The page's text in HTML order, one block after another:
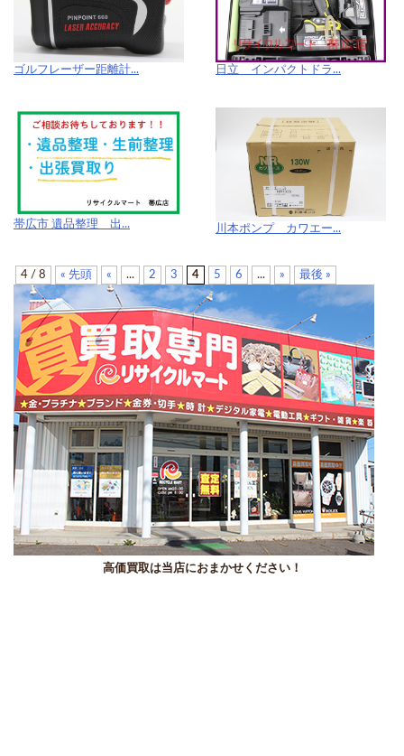
ゴルフレーザー距離計... 日立 インパクトドラ...
帯広市 遺品整理 出... 川本ポンプ カワエー...
4 / 8 « 先頭 « ... 2 3 4 5 6 ... » 最後 »
高価買取は当店におまかせください！